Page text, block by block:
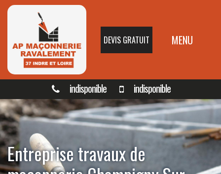
DEVIS GRATUIT MENU
indisponible indisponible
Entreprise travaux de